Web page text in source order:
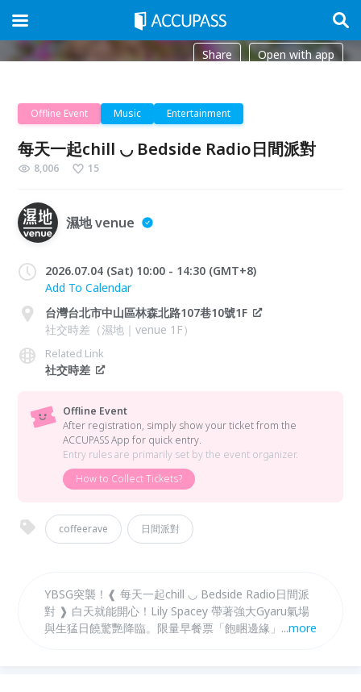
Share Open with app
Offline Event Music Entertainment
每天一起chill ◡ Bedside Radio日間派對
8,006 15
濕地 venue
2026.07.04 (Sat) 10:00 - 14:30 (GMT+8)
Add To Calendar
台灣台北市中山區林森北路107巷10號1F
社交時差（濕地｜venue 1F）
Related Link
社交時差
Offline Event
After registration, simply show your ticket from the
ACCUPASS App for quick entry.
Entry rules are primarily set by the event organizer.
How to Collect Tickets?
coffeerave 日間派對
YBSG突襲！❰ 每天一起chill ◡ Bedside Radio日間派
對 ❱ 白天就能開心！Lily Spacey 帶著強大Gyaru氣場
與生猛日饒驚艷降臨。限量早餐票「飽睏邊緣」內含台
...more